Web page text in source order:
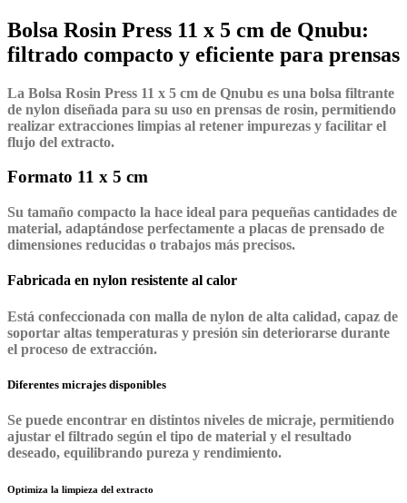
Bolsa Rosin Press 11 x 5 cm de Qnubu:
filtrado compacto y eficiente para prensas
La Bolsa Rosin Press 11 x 5 cm de Qnubu es una bolsa filtrante
de nylon diseñada para su uso en prensas de rosin, permitiendo
realizar extracciones limpias al retener impurezas y facilitar el
flujo del extracto.
Formato 11 x 5 cm
Su tamaño compacto la hace ideal para pequeñas cantidades de
material, adaptándose perfectamente a placas de prensado de
dimensiones reducidas o trabajos más precisos.
Fabricada en nylon resistente al calor
Está confeccionada con malla de nylon de alta calidad, capaz de
soportar altas temperaturas y presión sin deteriorarse durante
el proceso de extracción.
Diferentes micrajes disponibles
Se puede encontrar en distintos niveles de micraje, permitiendo
ajustar el filtrado según el tipo de material y el resultado
deseado, equilibrando pureza y rendimiento.
Optimiza la limpieza del extracto